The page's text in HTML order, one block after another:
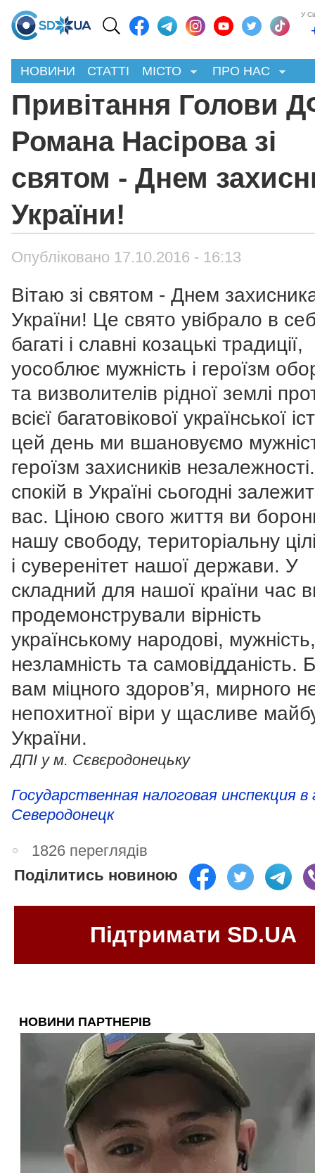
У
НОВИНИ СТАТТІ МІСТО ПРО НАС
Привітання Голови
Романа Насірова зі
святом - Днем
України!
Опубліковано 17.10.2016 - 16:13
Вітаю зі святом - Днем
України! Це свято увібрало в
багаті і славні козацькі традиції,
уособлює мужність і героїзм
та визволителів рідної землі
всієї багатовікової української
цей день ми вшановуємо
героїзм захисників
спокій в Україні сьогодні
вас. Ціною свого життя ви
нашу свободу, територіальну
і суверенітет нашої держави. У
складний для нашої країни час
продемонстрували вірність
українському народові, мужність,
незламність та самовідданість.
вам міцного здоров’я, мирного
непохитної віри у щасливе
України.
ДПІ у м. Сєвєродонецьку
Государственная налоговая инспекция в
Северодонецк
1826 переглядів
Поділитись новиною
Підтримати SD.UA